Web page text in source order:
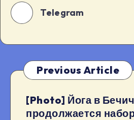
Telegram
Previous Article
[Photo] Йога в
продолжается